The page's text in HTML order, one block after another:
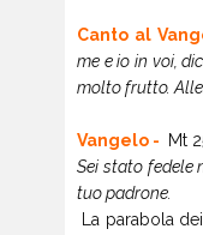
Canto al
me e io in voi,
molto frutto.
Vangelo -
Mt
Sei stato fedele
tuo padrone.
La parabola